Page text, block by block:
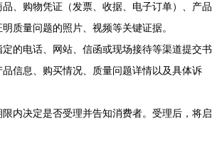
、购物凭证（发票、收据、电子订单）、产品
质量问题的照片、视频等关键证据。
定的电话、网站、信函或现场接待等渠道提交书
信息、购买情况、质量问题详情以及具体诉
限内决定是否受理并告知消费者。受理后，将启